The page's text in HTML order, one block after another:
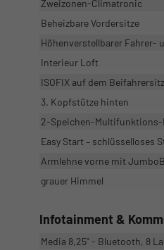
Zweizonen-Climatronic
Beheizbare Vordersitze
Höhenverstellbarer Fahrer-
Interieur Loft
ISOFIX auf dem
3. Kopfstütze hinten
2-Speichen-Multifunktions-
Easy Start – schlüsselloses
Armlehne vorne mit
grauer Himmel
Infotainment &
Media 8,25" - Bluetooth, 8